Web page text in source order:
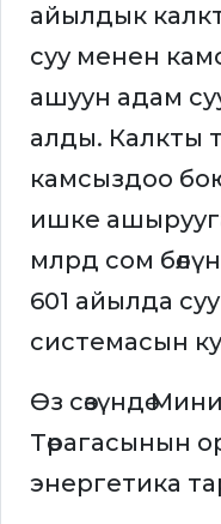
айылдык
суу менен
ашуун адам
алды. Калкты
камсыздоо
ишке
млрд сом
601 айылда
системасын
Өз сөзүндө
Төрагасынын
энергетика